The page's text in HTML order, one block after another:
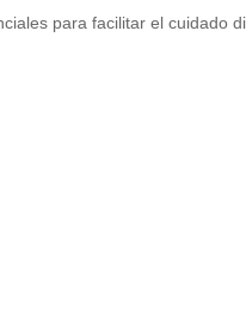
para facilitar el cuidado